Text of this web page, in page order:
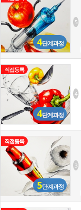
4단계과정
5
4단계과정
직접등록
4
5단계과정
직접등록
3